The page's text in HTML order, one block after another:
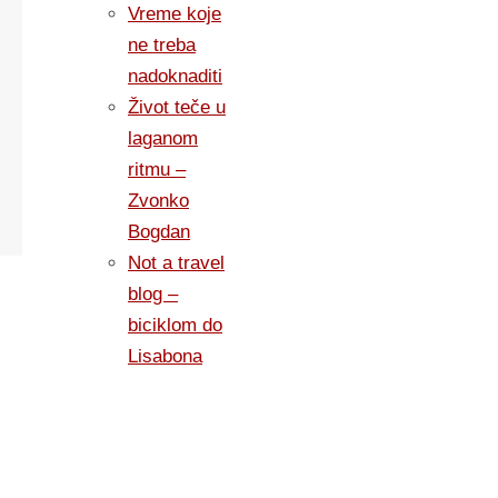
Vreme koje
ne treba
nadoknaditi
Život teče u
laganom
ritmu –
Zvonko
Bogdan
Not a travel
blog –
biciklom do
Lisabona